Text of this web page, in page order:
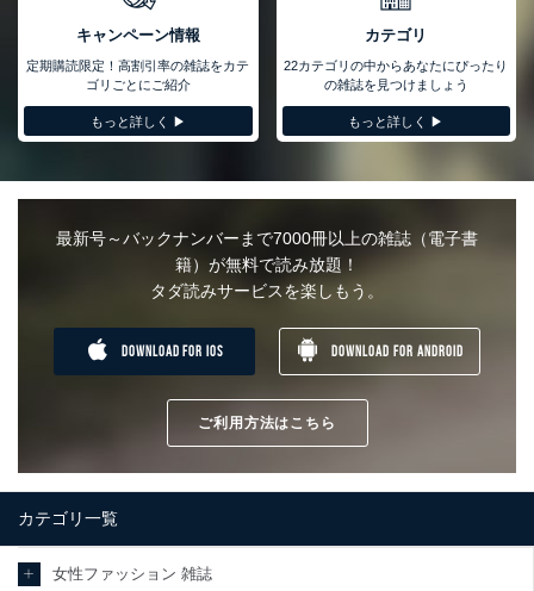
キャンペーン情報
定期購読限定！高割引率の雑誌をカテ
ゴリごとにご紹介
もっと詳しく ▶︎
カテゴリ
22カテゴリの中からあなたにぴったり
の雑誌を見つけましょう
もっと詳しく ▶︎
最新号～バックナンバーまで7000冊以上の雑誌（電子書
籍）が無料で読み放題！
タダ読みサービスを楽しもう。
DOWNLOAD FOR IOS DOWNLOAD FOR ANDROID
ご利用方法はこちら
カテゴリ一覧
女性ファッション 雑誌